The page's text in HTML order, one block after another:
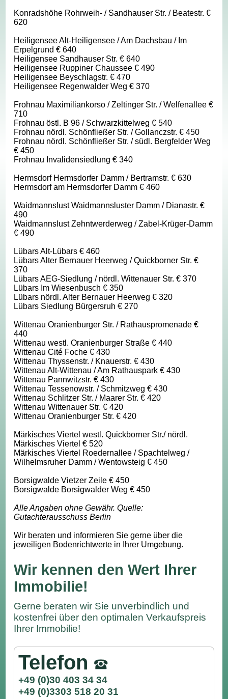
Konradshöhe Rohrweih- / Sandhauser Str. / Beatestr. €
620
Heiligensee Alt-Heiligensee / Am Dachsbau / Im
Erpelgrund € 640
Heiligensee Sandhauser Str. € 640
Heiligensee Ruppiner Chaussee € 490
Heiligensee Beyschlagstr. € 470
Heiligensee Regenwalder Weg € 370
Frohnau Maximiliankorso / Zeltinger Str. / Welfenallee €
710
Frohnau östl. B 96 / Schwarzkittelweg € 540
Frohnau nördl. Schönfließer Str. / Gollanczstr. € 450
Frohnau nördl. Schönfließer Str. / südl. Bergfelder Weg
€ 450
Frohnau Invalidensiedlung € 340
Hermsdorf Hermsdorfer Damm / Bertramstr. € 630
Hermsdorf am Hermsdorfer Damm € 460
Waidmannslust Waidmannsluster Damm / Dianastr. €
490
Waidmannslust Zehntwerderweg / Zabel-Krüger-Damm
€ 490
Lübars Alt-Lübars € 460
Lübars Alter Bernauer Heerweg / Quickborner Str. €
370
Lübars AEG-Siedlung / nördl. Wittenauer Str. € 370
Lübars Im Wiesenbusch € 350
Lübars nördl. Alter Bernauer Heerweg € 320
Lübars Siedlung Bürgersruh € 270
Wittenau Oranienburger Str. / Rathauspromenade €
440
Wittenau westl. Oranienburger Straße € 440
Wittenau Cité Foche € 430
Wittenau Thyssenstr. / Knauerstr. € 430
Wittenau Alt-Wittenau / Am Rathauspark € 430
Wittenau Pannwitzstr. € 430
Wittenau Tessenowstr. / Schmitzweg € 430
Wittenau Schlitzer Str. / Maarer Str. € 420
Wittenau Wittenauer Str. € 420
Wittenau Oranienburger Str. € 420
Märkisches Viertel westl. Quickborner Str./ nördl.
Märkisches Viertel € 520
Märkisches Viertel Roedernallee / Spachtelweg /
Wilhelmsruher Damm / Wentowsteig € 450
Borsigwalde Vietzer Zeile € 450
Borsigwalde Borsigwalder Weg € 450
Alle Angaben ohne Gewähr. Quelle:
Gutachterausschuss Berlin
Wir beraten und informieren Sie gerne über die
jeweiligen Bodenrichtwerte in Ihrer Umgebung.
Wir kennen den Wert Ihrer
Immobilie!
Gerne beraten wir Sie unverbindlich und
kostenfrei über den optimalen Verkaufspreis
Ihrer Immobilie!
Telefon
+49 (0)30 403 34 34
+49 (0)3303 518 20 31